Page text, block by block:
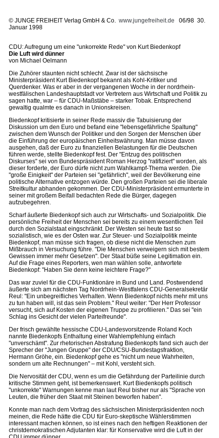
© JUNGE FREIHEIT Verlag GmbH & Co. www.jungefreiheit.de 06/98 30.
Januar 1998
CDU: Aufregung um eine "unkorrekte Rede" von Kurt Biedenkopf
Die Luft wird dünner
von Michael Oelmann
Die Zuhörer staunten nicht schlecht. Zwar ist der sächsische
Ministerpräsident Kurt Biedenkopf bekannt als Kohl-Kritiker und
Querdenker. Was er aber in der vergangenen Woche in der nordrhein-
westfälischen Landeshauptstadt vor Vertretern aus Wirtschaft und Politik zu
sagen hatte, war – für CDU-Maßstäbe – starker Tobak. Entsprechend
gewaltig qualmte es danach in Unionskreisen.
Biedenkopf kritisierte in seiner Rede massiv die Tabuisierung der
Diskussion um den Euro und befand eine "lebensgefährliche Spaltung"
zwischen dem Wunsch der Politiker und den Sorgen der Menschen über
die Einführung der europäischen Einheitswährung. Man müsse davon
ausgehen, daß der Euro zu finanziellen Belastungen für die Deutschen
führen werde, stellte Biedenkopf fest. Der "Entzug des politischen
Diskurses" sei von Bundespräsident Roman Herzog "ratifiziert" worden, als
dieser forderte, der Euro dürfe nicht zum Wahlkampf-Thema werden. Die
"große Einigkeit" der Parteien sei "gefährlich", weil der Bevölkerung eine
politische Alternative entzogen würde. Den großen Parteien sei die liberale
Streitkultur abhanden gekommen. Der CDU-Ministerpräsident ermunterte in
seiner mit großem Beifall bedachten Rede die Bürger, dagegen
aufzubegehren.
Scharf äußerte Biedenkopf sich auch zur Wirtschafts- und Sozialpolitik. Die
persönliche Freiheit der Menschen sei bereits zu einem wesentlichen Teil
durch den Sozialstaat eingschränkt. Der Westen sei heute fast so
sozialistisch, wie es der Osten war. Zur Steuer- und Sozialpolitik meinte
Biedenkopf, man müsse sich fragen, ob diese nicht die Menschen zum
Mißbrauch in Versuchung führe. "Die Menschen verweigern sich mit bestem
Gewissen immer mehr Gesetzen". Der Staat büße seine Legitimation ein.
Auf die Frage eines Reporters, wen man wählen solle, antwortete
Biedenkopf: "Haben Sie denn keine leichtere Frage?"
Das war zuviel für die CDU-Funktionäre in Bund und Land. Postwendend
äußerte sich am nächsten Tag Nordrhein-Westfalens CDU-Generalsekretär
Reul: "Ein unbegreifliches Verhalten. Wenn Biedenkopf nichts mehr mit uns
zu tun haben will, ist das sein Problem." Reul weiter: "Der Herr Professor
versucht, sich auf Kosten der eigenen Truppe zu profilieren." Das sei "ein
Schlag ins Gesicht der vielen Parteifreunde".
Der frisch gewählte hessische CDU-Landesvorsitzende Roland Koch
nannte Biedenkopfs Enthaltung einer Wahlempfehlung einfach
"unverschämt". Zur rhetorischen Abstrafung Biedenkopfs fand sich auch der
Sprecher der "Jungen Gruppe" der CDU/CSU-Bundestagsfraktion,
Hermann Gröhe, ein. Biedenkopf gehe es "nicht um neue Wahrheiten,
sondern um alte Rechnungen" – mit Kohl, versteht sich.
Die Nervosität der CDU, wenn es um die Gefährdung der Parteilinie durch
kritische Stimmen geht, ist bemerkenswert. Kurt Biedenkopfs politisch
"unkorrekte" Warnungen kenne man laut Reul bisher nur als "Sprache von
Leuten, die früher den Staat mit Steinen beworfen haben".
Konnte man nach dem Vortrag des sächsischen Ministerpräsidenten noch
meinen, die Rede hätte die CDU für Euro-skeptische Wählerstimmen
interessant machen können, so ist eines nach den heftigen Reaktionen der
christdemokratischen Adjutanten klar: für Konservative wird die Luft in der